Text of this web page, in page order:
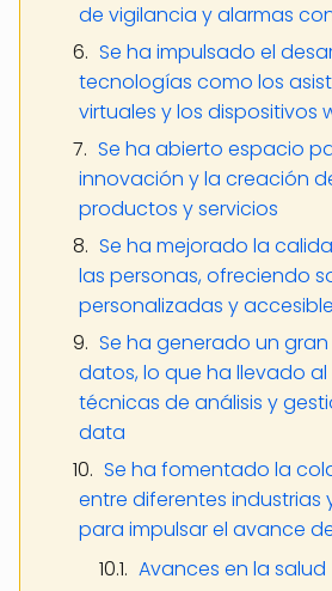
de vigilancia y alarmas
Se ha impulsado el
tecnologías como los
virtuales y los dispositivos
Se ha abierto espacio
innovación y la creación
productos y servicios
Se ha mejorado la
las personas, ofreciendo
personalizadas y
Se ha generado un
datos, lo que ha llevado
técnicas de análisis y
data
Se ha fomentado la
entre diferentes industrias
para impulsar el avance
Avances en la salud